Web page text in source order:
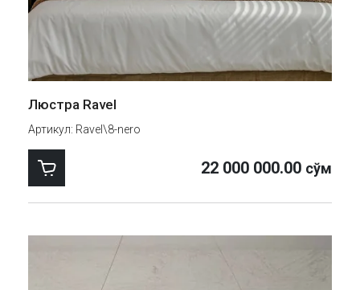
Люстра Ravel
Артикул: Ravel\8-nero
22 000 000.00 сўм